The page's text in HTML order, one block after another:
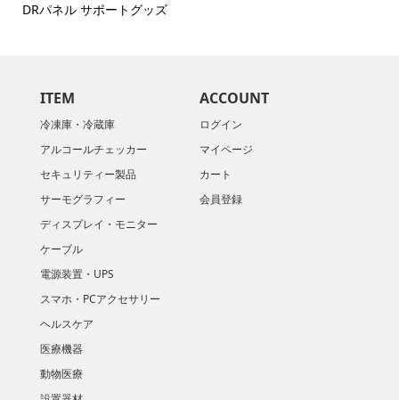
DRパネル サポートグッズ
ITEM
冷凍庫・冷蔵庫
アルコールチェッカー
セキュリティー製品
サーモグラフィー
ディスプレイ・モニター
ケーブル
電源装置・UPS
スマホ・PCアクセサリー
ヘルスケア
医療機器
動物医療
ACCOUNT
ログイン
マイページ
カート
会員登録